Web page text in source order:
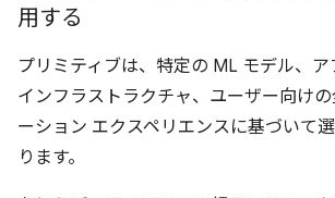
用する
プリミティブは、特定の ML モデル、
インフラストラクチャ、ユーザー向け
ーション エクスペリエンスに基づいて
ります。